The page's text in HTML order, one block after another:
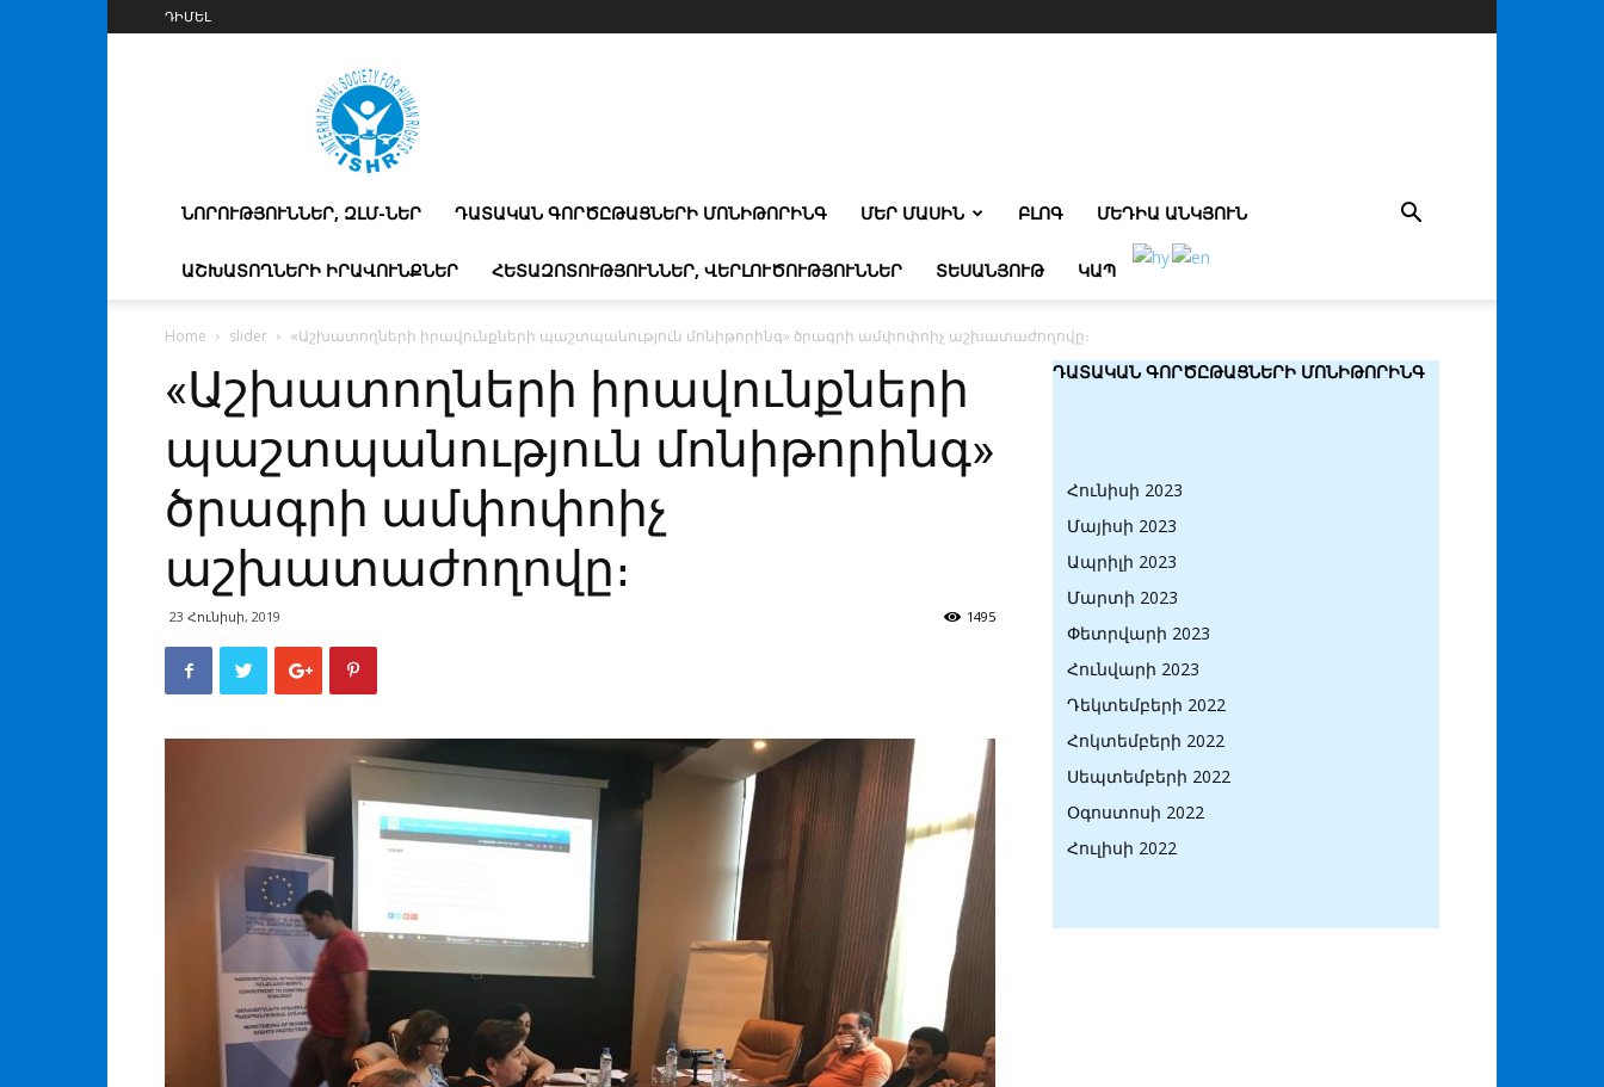
ԴԻՄԵԼ
ՆՈՐՈՒԹՅՈՒՆՆԵՐ, ԶԼՄ-ՆԵՐ ԴԱՏԱԿԱՆ ԳՈՐԾԸԹԱՑՆԵՐԻ ՄՈՆԻԹՈՐԻՆԳ ՄԵՐ ՄԱՍԻՆ ԲԼՈԳ ՄԵԴԻԱ ԱՆԿՅՈՒՆ
ԱՇԽԱՏՈՂՆԵՐԻ ԻՐԱՎՈՒՆՔՆԵՐ ՀԵՏԱԶՈՏՈՒԹՅՈՒՆՆԵՐ, ՎԵՐԼՈՒԾՈՒԹՅՈՒՆՆԵՐ ՏԵՍԱՆՅՈՒԹ ԿԱՊ
Home slider «Աշխատողների իրավունքների պաշտպանություն մոնիթորինգ» ծրագրի ամփոփոիչ աշխատաժողովը։
«Աշխատողների իրավունքների
պաշտպանություն մոնիթորինգ»
ծրագրի ամփոփոիչ
աշխատաժողովը։
23 Հունիսի, 2019 1495
ԴԱՏԱԿԱՆ ԳՈՐԾԸԹԱՑՆԵՐԻ ՄՈՆԻԹՈՐԻՆԳ
Հունիսի 2023
Մայիսի 2023
Ապրիլի 2023
Մարտի 2023
Փետրվարի 2023
Հունվարի 2023
Դեկտեմբերի 2022
Հոկտեմբերի 2022
Սեպտեմբերի 2022
Օգոստոսի 2022
Հուլիսի 2022